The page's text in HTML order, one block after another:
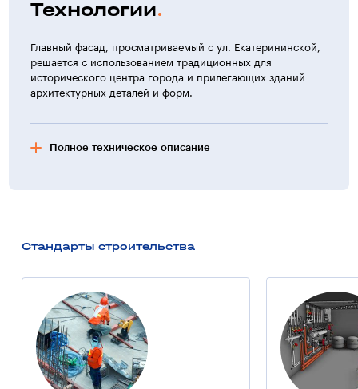
Технологии
Главный фасад, просматриваемый с ул. Екатерининской,
решается с использованием традиционных для
исторического центра города и прилегающих зданий
архитектурных деталей и форм.
Полное техническое описание
В бутик-отеле, будет размещен концертный холл
с летними террасами, откуда открывается прекрасный
вид на морской залив и исторический центр Одессы.
Стандарты строительства